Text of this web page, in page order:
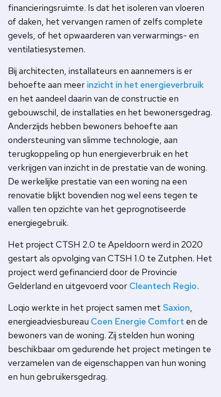
financieringsruimte. Is dat het isoleren van vloeren
of daken, het vervangen ramen of zelfs complete
gevels, of het opwaarderen van verwarmings- en
ventilatiesystemen.
Bij architecten, installateurs en aannemers is er
behoefte aan meer inzicht in het energieverbruik
en het aandeel daarin van de constructie en
gebouwschil, de installaties en het bewonersgedrag.
Anderzijds hebben bewoners behoefte aan
ondersteuning van slimme technologie, aan
terugkoppeling op hun energieverbruik en het
verkrijgen van inzicht in de prestatie van de woning.
De werkelijke prestatie van een woning na een
renovatie blijkt bovendien nog wel eens tegen te
vallen ten opzichte van het geprognotiseerde
energiegebruik.
Het project CTSH 2.0 te Apeldoorn werd in 2020
gestart als opvolging van CTSH 1.0 te Zutphen. Het
project werd gefinancierd door de Provincie
Gelderland en uitgevoerd voor Cleantech Regio.
Loqio werkte in het project samen met Saxion,
energieadviesbureau Coen Energie Comfort en de
bewoners van de woning. Zij stelden hun woning
beschikbaar om gedurende het project metingen te
verzamelen van de eigenschappen van hun woning
en hun gebruikersgedrag.